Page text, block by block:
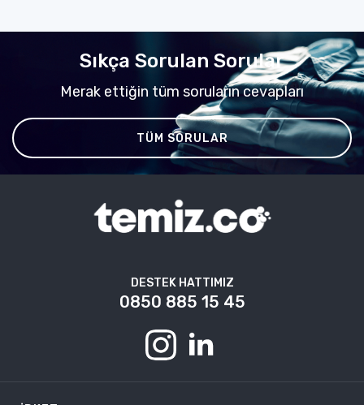
Sıkça Sorulan Sorular
Merak ettiğin tüm soruların cevapları
TÜM SORULAR
DESTEK HATTIMIZ
0850 885 15 45